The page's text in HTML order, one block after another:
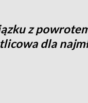
z
dla